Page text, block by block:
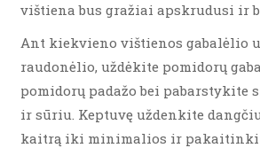
vištiena bus gražiai apskrudusi ir
Ant kiekvieno vištienos gabalėlio
raudonėlio, uždėkite pomidorų
pomidorų padažo bei pabarstykite
ir sūriu. Keptuvę uždenkite
kaitrą iki minimalios ir